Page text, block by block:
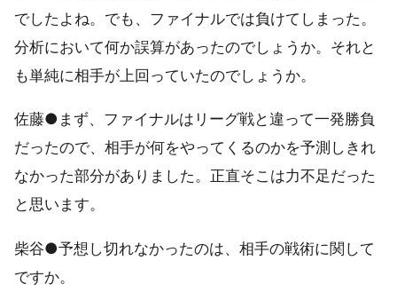
でしたよね。でも、ファイナルでは負けてしまった。
分析において何か誤算があったのでしょうか。それと
も単純に相手が上回っていたのでしょうか。
佐藤●まず、ファイナルはリーグ戦と違って一発勝負
だったので、相手が何をやってくるのかを予測しきれ
なかった部分がありました。正直そこは力不足だった
と思います。
柴谷●予想し切れなかったのは、相手の戦術に関して
ですか。